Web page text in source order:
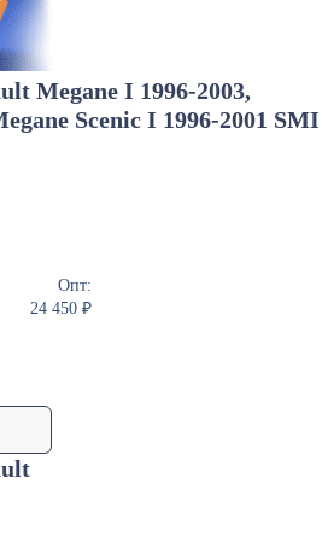
Megane I 1996-2003,
Scenic I 1996-2001 SMI
Опт:
24 450 ₽